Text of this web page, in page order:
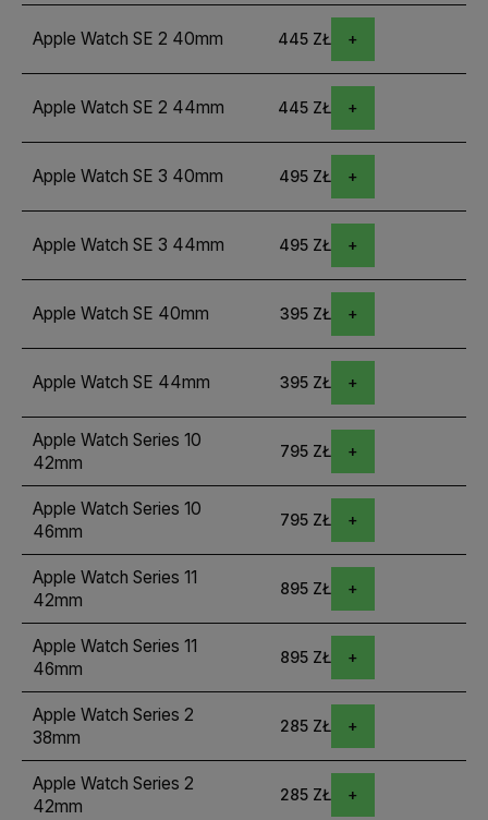
Apple Watch SE 2 40mm 445 ZŁ
Apple Watch SE 2 44mm 445 ZŁ
Apple Watch SE 3 40mm 495 ZŁ
Apple Watch SE 3 44mm 495 ZŁ
Apple Watch SE 40mm 395 ZŁ
Apple Watch SE 44mm 395 ZŁ
Apple Watch Series 10
42mm
795 ZŁ
Apple Watch Series 10
46mm
795 ZŁ
Apple Watch Series 11
42mm
895 ZŁ
Apple Watch Series 11
46mm
895 ZŁ
Apple Watch Series 2
38mm
285 ZŁ
Apple Watch Series 2
42mm
285 ZŁ